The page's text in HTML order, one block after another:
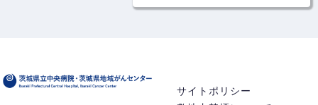
サイトポリシー